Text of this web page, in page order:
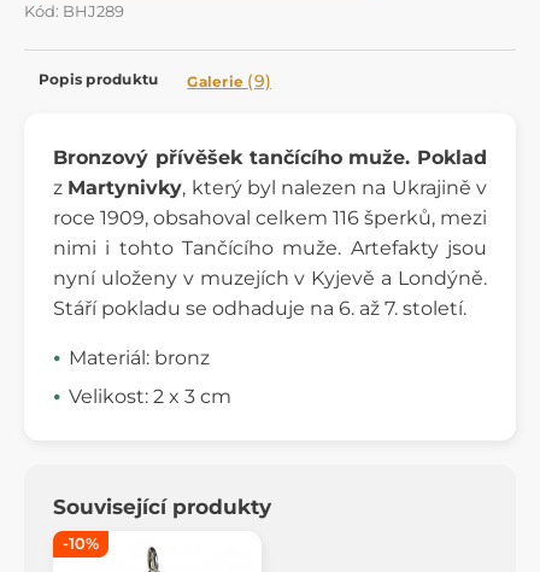
Kód: BHJ289
Popis produktu Galerie (9)
Bronzový přívěšek tančícího muže. Poklad
z Martynivky, který byl nalezen na Ukrajině v
roce 1909, obsahoval celkem 116 šperků, mezi
nimi i tohto Tančícího muže. Artefakty jsou
nyní uloženy v muzejích v Kyjevě a Londýně.
Stáří pokladu se odhaduje na 6. až 7. století.
Materiál: bronz
Velikost: 2 x 3 cm
Související produkty
-10%